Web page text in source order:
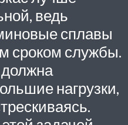
ведь
сплавы
сроком службы.
нагрузки,